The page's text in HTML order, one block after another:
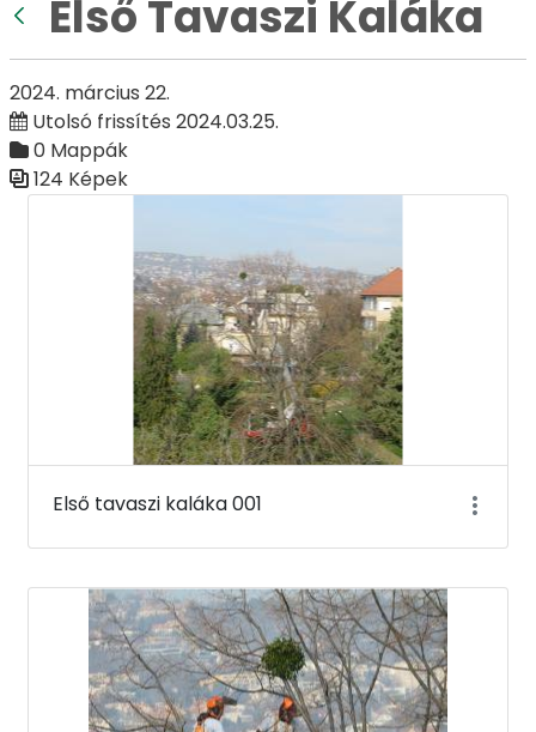
Első Tavaszi Kaláka
2024. március 22.
Utolsó frissítés 2024.03.25.
0 Mappák
124 Képek
Első tavaszi kaláka 001